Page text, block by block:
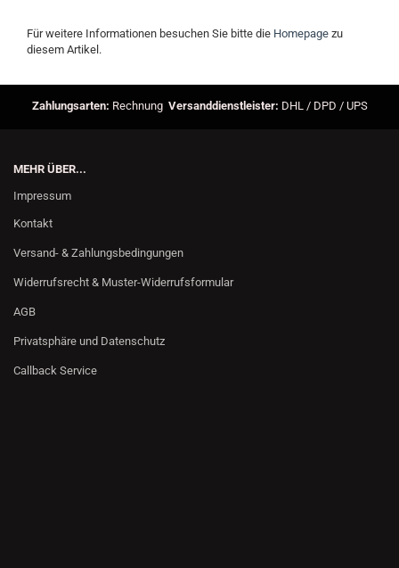
Für weitere Informationen besuchen Sie bitte die Homepage zu
diesem Artikel.
Zahlungsarten: Rechnung Versanddienstleister: DHL / DPD / UPS
MEHR ÜBER...
Impressum
Kontakt
Versand- & Zahlungsbedingungen
Widerrufsrecht & Muster-Widerrufsformular
AGB
Privatsphäre und Datenschutz
Callback Service